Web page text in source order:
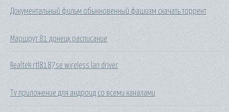
Документальный фильм обыкновенный фашизм скачать торрент
Маршрут 81 донецк расписание
Realtek rtl8187se wireless lan driver
Tv приложение для андроид со всеми каналами